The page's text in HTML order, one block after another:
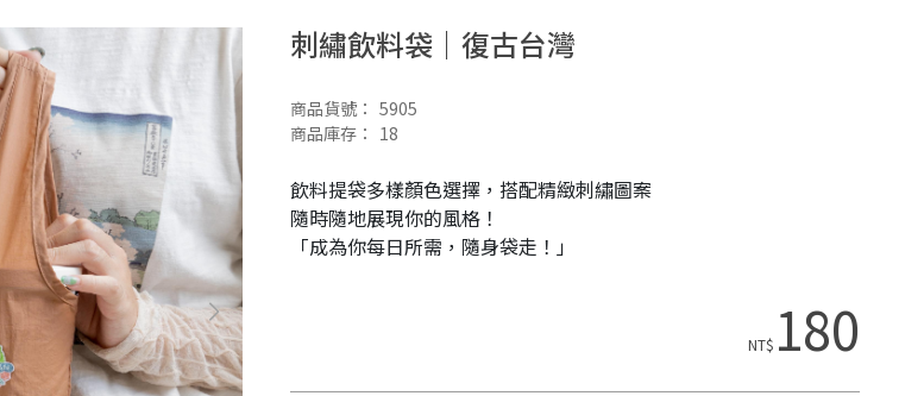
刺繡飲料袋｜復古台灣
商品貨號： 5905
商品庫存： 18
飲料提袋多樣顏色選擇，搭配精緻刺繡圖案
隨時隨地展現你的風格！
「成為你每日所需，隨身袋走！」
NT$ 180